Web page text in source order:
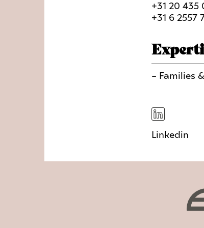
+31 20 435
+31 6 2557
– Families
Linkedin